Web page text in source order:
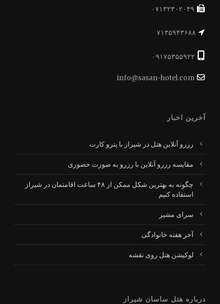
آخرین اخبار
رزرو آنلاین هتل در شیراز با پترو کارت
مقایسه رزرو آنلاین با رزرو به صورت حضوری
چگونه به بهترین شکل ممکن از ۴۸ ساعت اقامتمان در شیراز
استفاده کنیم
سرای مشیر
آخر هفته خانوادگی
لوکیشن هتل روی نقشه
درباره هتل ساسان شیراز